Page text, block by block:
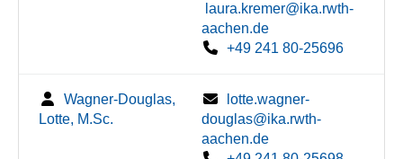
laura.kremer@ika.rwth-
aachen.de
+49 241 80-25696
Wagner-Douglas,
Lotte, M.Sc.
lotte.wagner-
douglas@ika.rwth-
aachen.de